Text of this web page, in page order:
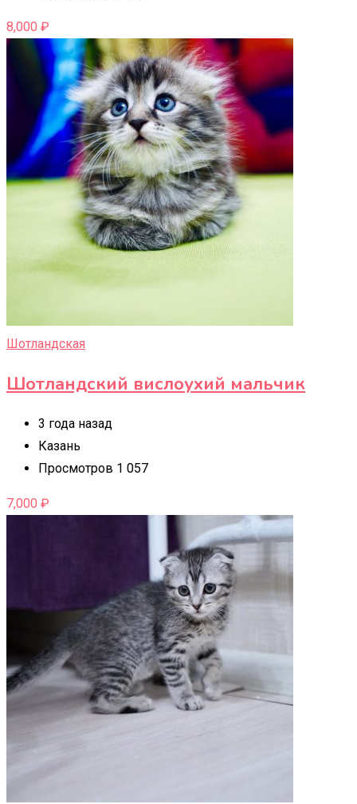
8,000 ₽
Шотландская
Шотландский вислоухий мальчик
3 года назад
Казань
Просмотров 1 057
7,000 ₽